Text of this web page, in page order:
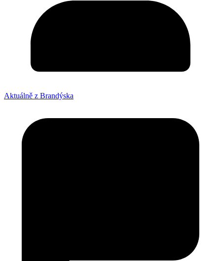
Aktuálně z Brandýska